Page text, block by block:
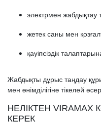
электрмен жабдықтау
жетек саны мен
қауіпсіздік
Жабдықты дұрыс таңдау
мен өнімділігіне тікелей
НЕЛІКТЕН VIRAMAX
КЕРЕК